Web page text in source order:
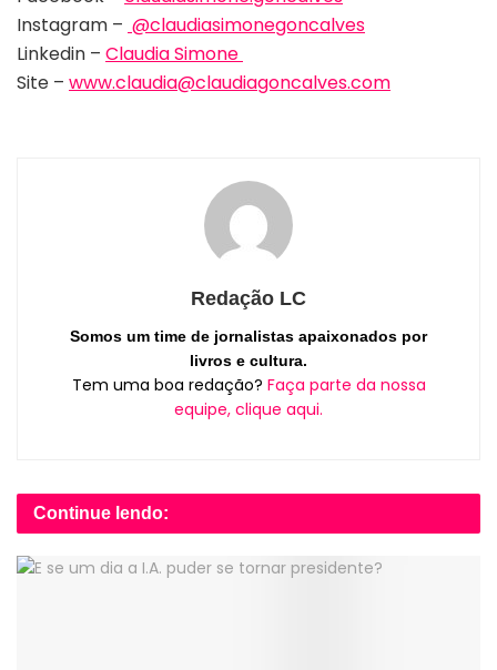
Instagram – @claudiasimonegoncalves
Linkedin – Claudia Simone
Site – www.claudia@claudiagoncalves.com
Redação LC
Somos um time de jornalistas apaixonados por
livros e cultura.
Tem uma boa redação? Faça parte da nossa
equipe, clique aqui.
Continue lendo: